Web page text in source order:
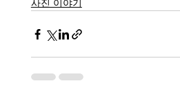
사진 이야기